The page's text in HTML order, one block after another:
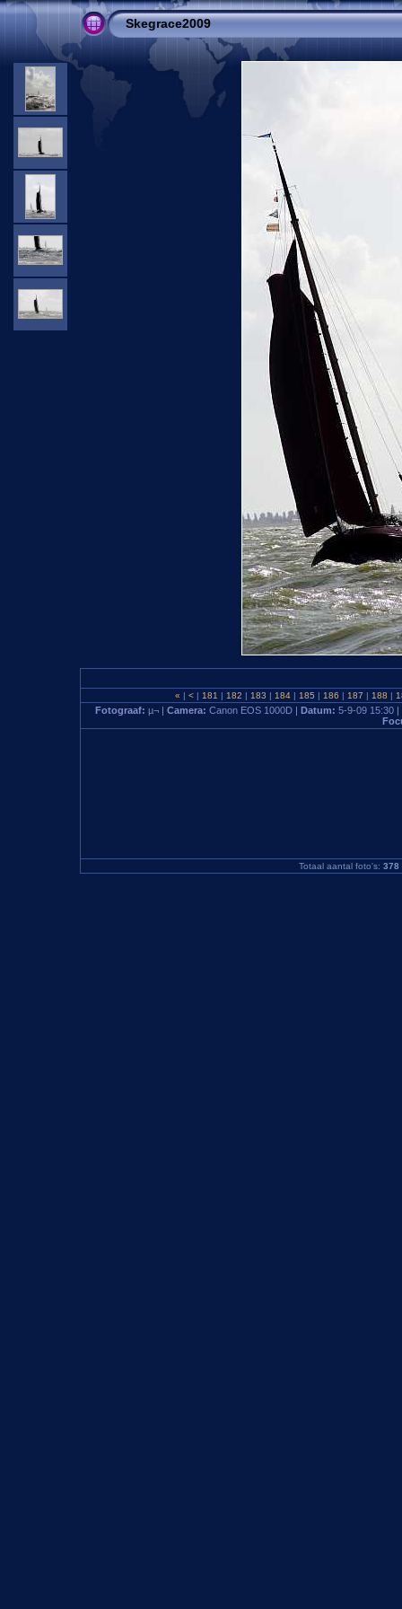
Skegrace2009
« | < | 181 | 182 | 183 | 184 | 185 | 186 | 187 | 188 |
Fotograaf: µ¬ | Camera: Canon EOS 1000D | Datum: 5-9-09 15:30 |
Totaal aantal foto's: 378